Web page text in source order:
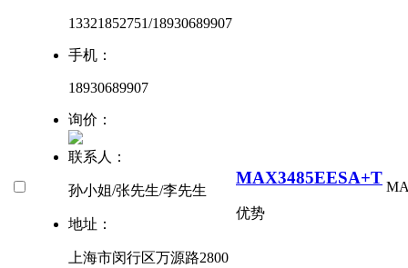
13321852751/18930689907
手机：
18930689907
询价：
联系人：
孙小姐/张先生/李先生
地址：
上海市闵行区万源路2800
MAX3485EESA+T
优势